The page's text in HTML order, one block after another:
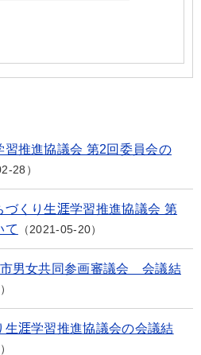
推進協議会 第2回委員会の
28
くり生涯学習推進協議会 第
て
2021-05-20
男女共同参画審議会 会議結
涯学習推進協議会の会議結